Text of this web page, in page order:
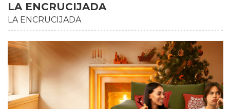
HD
LA ENCRUCIJADA
LA ENCRUCIJADA